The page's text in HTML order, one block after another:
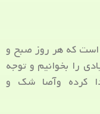
است که هر روز صبح و
را بخوانیم و توجه
کرده وآصا شک و